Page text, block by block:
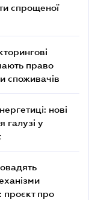
спрощеної
право
споживачів
нові
галузі у
проєкт про